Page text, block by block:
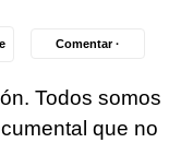
Comentar ·
Todos somos
que no